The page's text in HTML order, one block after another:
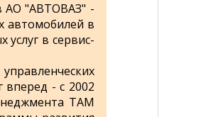
АО "АВТОВАЗ" -
автомобилей в
в сервис-
вперед - с 2002
ТАМ